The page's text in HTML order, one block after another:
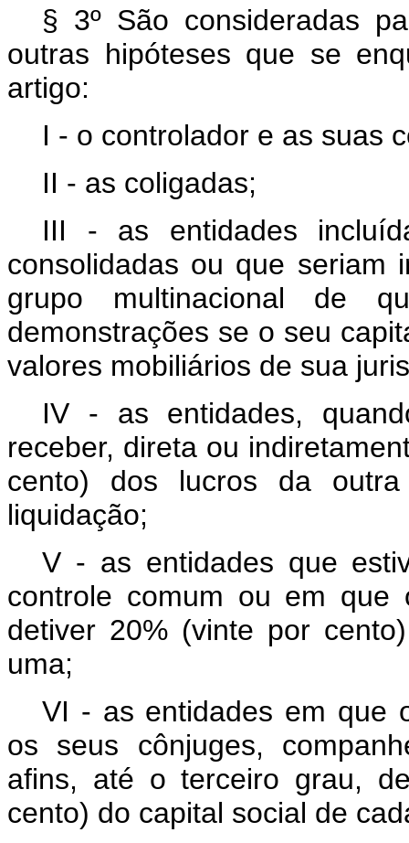
§ 3º São consideradas
outras hipóteses que se
artigo:
I - o controlador e as suas
II - as coligadas;
III - as entidades
consolidadas ou que seriam
grupo multinacional de
demonstrações se o seu
valores mobiliários de sua
IV - as entidades,
receber, direta ou
cento) dos lucros da
liquidação;
V - as entidades que
controle comum ou em que
detiver 20% (vinte por
uma;
VI - as entidades em que
os seus cônjuges,
afins, até o terceiro grau,
cento) do capital social de